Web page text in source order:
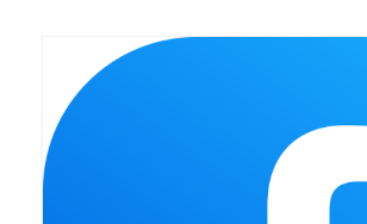
Galeria
Niedziela Palmowa 29.03.2026
Wielki Czwartek 02.04.2026